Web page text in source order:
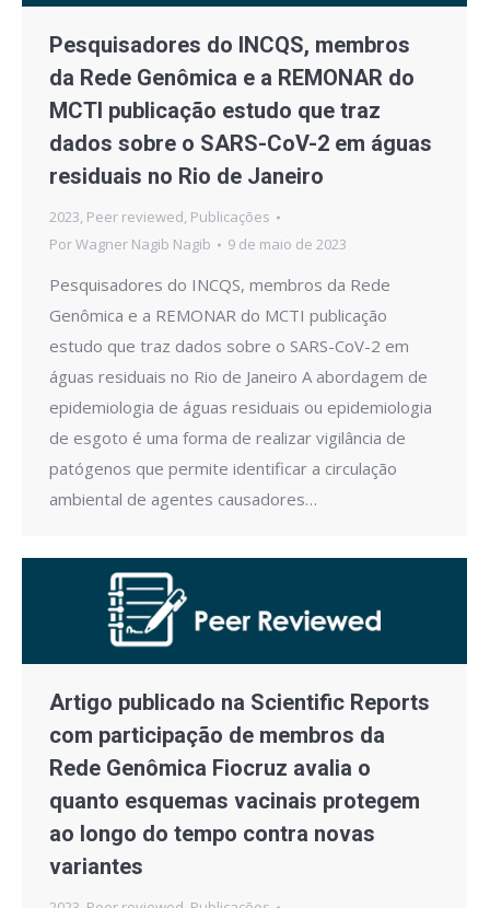
Pesquisadores do INCQS, membros
da Rede Genômica e a REMONAR do
MCTI publicação estudo que traz
dados sobre o SARS-CoV-2 em águas
residuais no Rio de Janeiro
2023, Peer reviewed, Publicações
PorWagner Nagib Nagib 9 de maio de 2023
Pesquisadores do INCQS, membros da Rede
Genômica e a REMONAR do MCTI publicação
estudo que traz dados sobre o SARS-CoV-2 em
águas residuais no Rio de Janeiro A abordagem de
epidemiologia de águas residuais ou epidemiologia
de esgoto é uma forma de realizar vigilância de
patógenos que permite identificar a circulação
ambiental de agentes causadores…
Artigo publicado na Scientific Reports
com participação de membros da
Rede Genômica Fiocruz avalia o
quanto esquemas vacinais protegem
ao longo do tempo contra novas
variantes